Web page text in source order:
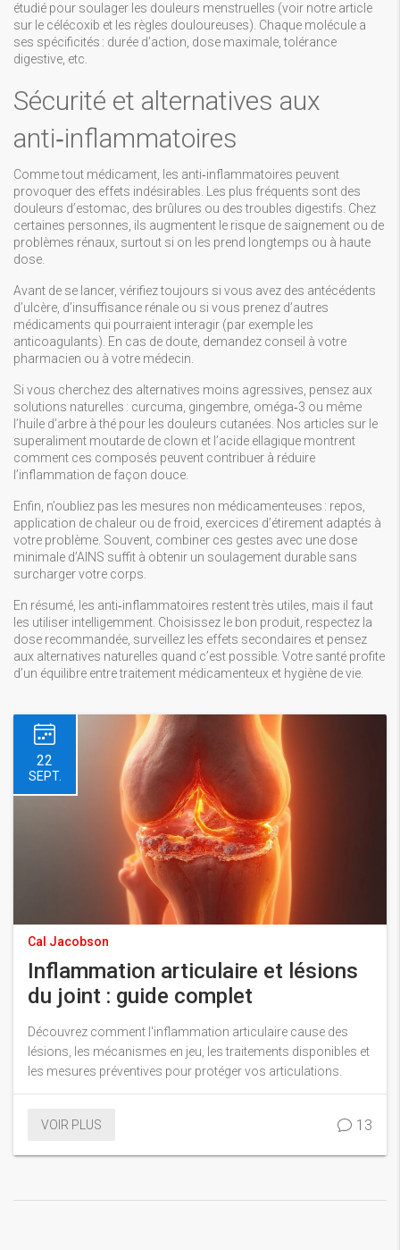
étudié pour soulager les douleurs menstruelles (voir notre article
sur le célécoxib et les règles douloureuses). Chaque molécule a
ses spécificités : durée d’action, dose maximale, tolérance
digestive, etc.
Sécurité et alternatives aux
anti‑inflammatoires
Comme tout médicament, les anti‑inflammatoires peuvent
provoquer des effets indésirables. Les plus fréquents sont des
douleurs d’estomac, des brûlures ou des troubles digestifs. Chez
certaines personnes, ils augmentent le risque de saignement ou de
problèmes rénaux, surtout si on les prend longtemps ou à haute
dose.
Avant de se lancer, vérifiez toujours si vous avez des antécédents
d’ulcère, d’insuffisance rénale ou si vous prenez d’autres
médicaments qui pourraient interagir (par exemple les
anticoagulants). En cas de doute, demandez conseil à votre
pharmacien ou à votre médecin.
Si vous cherchez des alternatives moins agressives, pensez aux
solutions naturelles : curcuma, gingembre, oméga‑3 ou même
l’huile d’arbre à thé pour les douleurs cutanées. Nos articles sur le
superaliment moutarde de clown et l’acide ellagique montrent
comment ces composés peuvent contribuer à réduire
l’inflammation de façon douce.
Enfin, n’oubliez pas les mesures non médicamenteuses : repos,
application de chaleur ou de froid, exercices d’étirement adaptés à
votre problème. Souvent, combiner ces gestes avec une dose
minimale d’AINS suffit à obtenir un soulagement durable sans
surcharger votre corps.
En résumé, les anti‑inflammatoires restent très utiles, mais il faut
les utiliser intelligemment. Choisissez le bon produit, respectez la
dose recommandée, surveillez les effets secondaires et pensez
aux alternatives naturelles quand c’est possible. Votre santé profite
d’un équilibre entre traitement médicamenteux et hygiène de vie.
22
SEPT.
Cal Jacobson
Inflammation articulaire et lésions
du joint : guide complet
Découvrez comment l'inflammation articulaire cause des
lésions, les mécanismes en jeu, les traitements disponibles et
les mesures préventives pour protéger vos articulations.
VOIR PLUS 13